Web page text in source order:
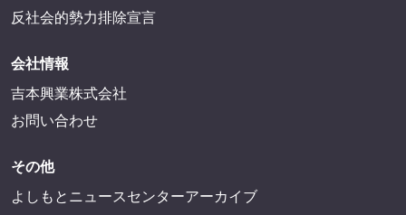
反社会的勢力排除宣言
会社情報
吉本興業株式会社
お問い合わせ
その他
よしもとニュースセンターアーカイブ